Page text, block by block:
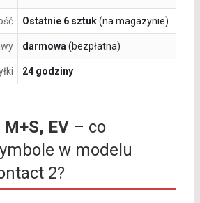
Ostatnie 6 sztuk(na magazynie)
darmowa (bezpłatna)
24 godziny
EV– co
w modelu
2?